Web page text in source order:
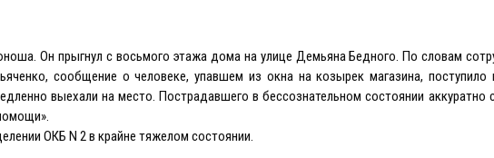
Он прыгнул с восьмого этажа дома на улице Демьяна Бедного. По словам
сообщение о человеке, упавшем из окна на козырек магазина, поступило
выехали на место. Пострадавшего в бессознательном состоянии аккуратно
ОКБ N 2 в крайне тяжелом состоянии.